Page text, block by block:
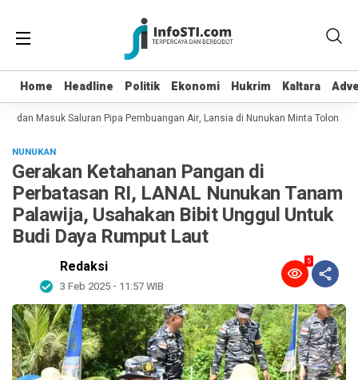
Home Headline Politik Ekonomi Hukrim Kaltara
Home Headline Politik Ekonomi Hukrim Kaltara
dan Masuk Saluran Pipa Pembuangan Air, Lansia di Nunukan Minta Tolong
NUNUKAN
Gerakan Ketahanan Pangan di
Perbatasan RI, LANAL Nunukan Tanam
Palawija, Usahakan Bibit Unggul Untuk
Budi Daya Rumput Laut
Redaksi
3 Feb 2025 - 11:57 WIB
5